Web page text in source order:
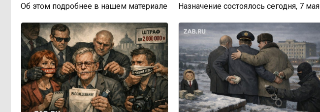
Об этом подробнее в нашем материале Назначение состоялось сегодня, 7 мая